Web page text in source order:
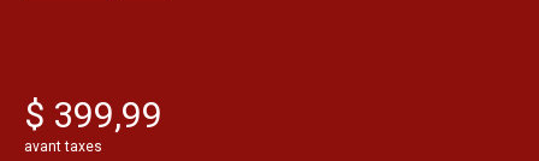
$ 399,99
avant taxes